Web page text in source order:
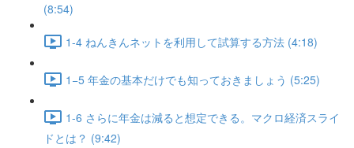
(8:54)
1-4 ねんきんネットを利用して試算する方法 (4:18)
1−5 年金の基本だけでも知っておきましょう (5:25)
1-6 さらに年金は減ると想定できる。マクロ経済スライ
ドとは？ (9:42)